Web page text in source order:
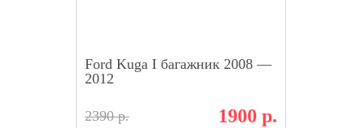
Ford Kuga I багажник 2008 —
2012
1900 р.
2390 р.